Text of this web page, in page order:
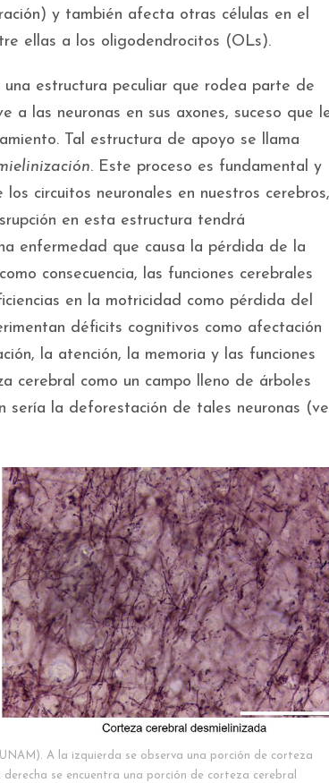
y también afecta otras células en el
ellas a los oligodendrocitos (OLs).
estructura peculiar que rodea parte de
a las neuronas en sus axones, suceso que
Tal estructura de apoyo se llama
. Este proceso es fundamental y
circuitos neuronales en nuestros cerebros,
en esta estructura tendrá
enfermedad que causa la pérdida de la
consecuencia, las funciones cerebrales
en la motricidad como pérdida del
déficits cognitivos como afectación
la atención, la memoria y las funciones
cerebral como un campo lleno de árboles
sería la deforestación de tales neuronas
A la izquierda se observa una porción de corteza
se encuentra una porción de corteza cerebral